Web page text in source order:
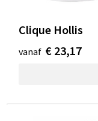
Clique Hollis
vanaf € 23,17